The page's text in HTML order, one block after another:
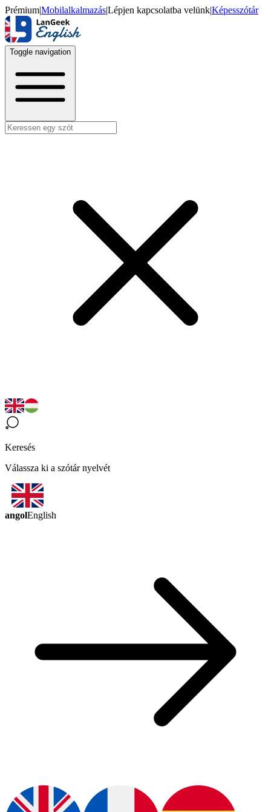
Prémium|Mobilalkalmazás|Lépjen kapcsolatba velünk|Képesszótár
Toggle navigation
Keresés
Válassza ki a szótár nyelvét
angolEnglish